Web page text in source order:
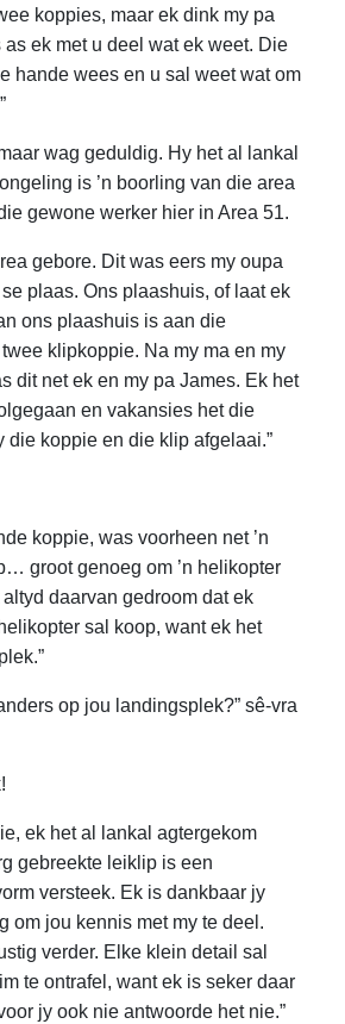
koppies, maar ek dink my pa
ek met u deel wat ek weet. Die
hande wees en u sal weet wat om
wag geduldig. Hy het al lankal
is ’n boorling van die area
gewone werker hier in Area 51.
gebore. Dit was eers my oupa
se plaas.Ons plaashuis, of laat ek
ons plaashuis is aan die
klipkoppie. Na my ma en my
dit net ek en my pa James. Ek het
en vakansies het die
die koppie en die klip afgelaai.”
koppie, was voorheen net ’n
groot genoeg om ’n helikopter
daarvan gedroom dat ek
sal koop, want ek het
op jou landingsplek?” sê-vra
ek het al lankal agtergekom
gebreekte leiklip is een
versteek. Ek is dankbaar jy
om jou kennis met my te deel.
verder. Elke klein detail sal
te ontrafel, want ek is seker daar
jy ook nie antwoorde het nie.”